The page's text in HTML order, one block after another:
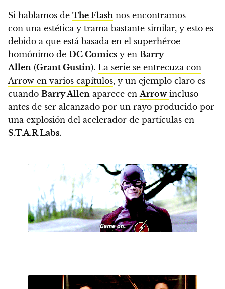
Si hablamos de The Flashnos encontramos
con una estética y trama bastante similar, y esto es
debido a que está basada en el superhéroe
homónimo de DC Comics y en Barry
Allen (Grant Gustin). La serie se entrecuza con
Arrow en varios capítulos, y un ejemplo claro es
cuando Barry Allen aparece enArrow incluso
antes de ser alcanzado por un rayo producido por
una explosión del acelerador de partículas en
S.T.A.R Labs.